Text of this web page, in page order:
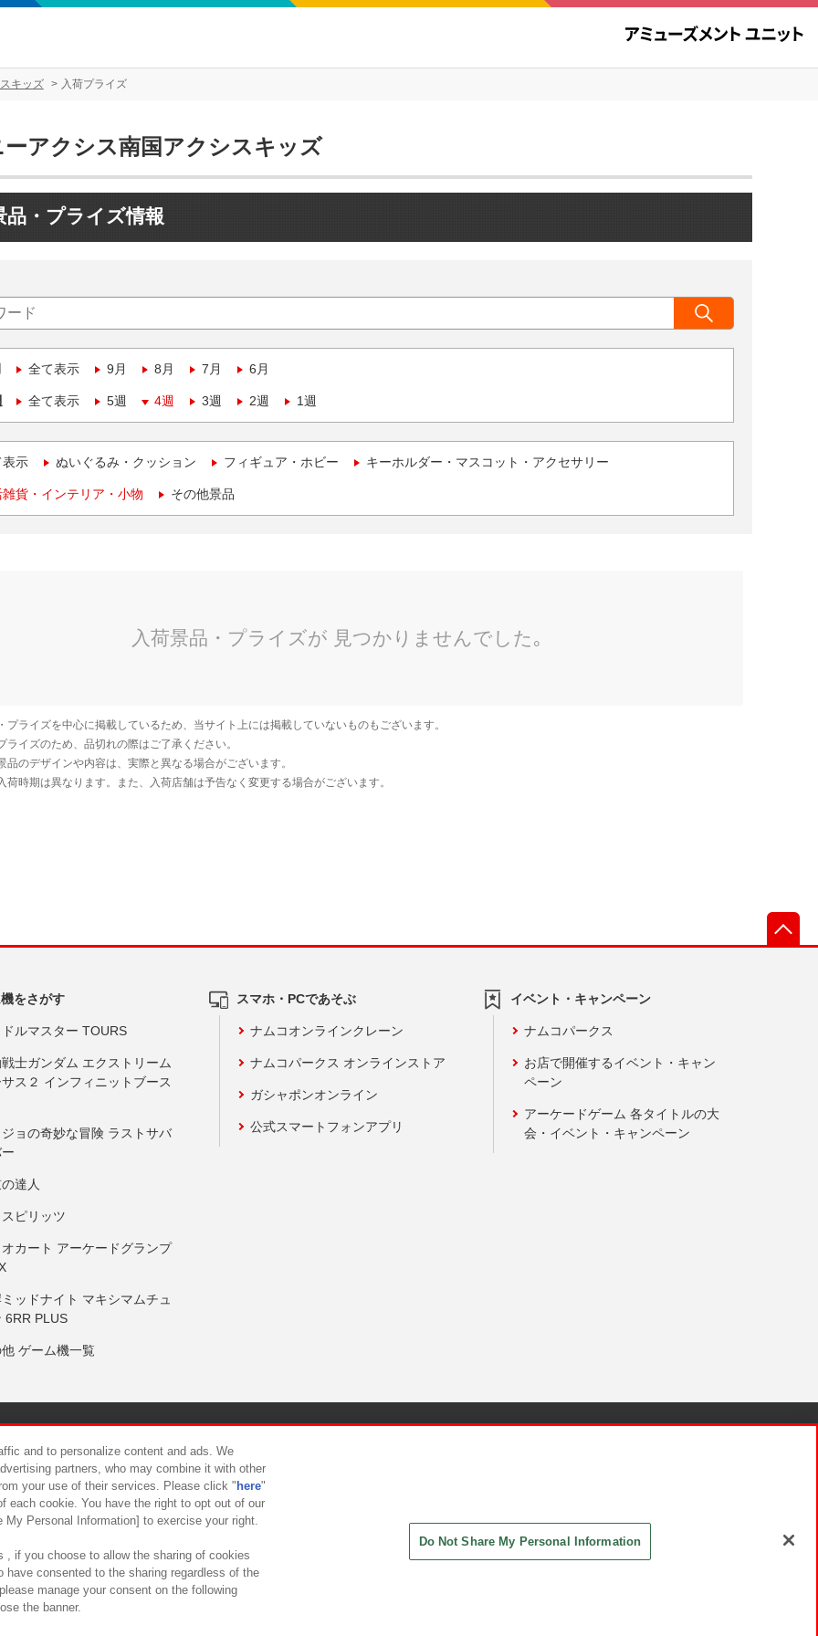
キッズ 入荷プライズ
ーアクシス南国アクシスキッズ
品・プライズ情報
全て表示 9月 8月 7月 6月
全て表示 5週 4週 3週 2週 1週
表示 ぬいぐるみ・クッション フィギュア・ホビー キーホルダー・マスコット・アクセサリー
貨・インテリア・小物 その他景品
をさがす
ルマスター TOURS
士ガンダム エクストリーム
ス２ インフィニットブース
ョの奇妙な冒険 ラストサバ
達人
ピリッツ
カート アーケードグランプ
ッドナイト マキシマムチュ
6RR PLUS
ゲーム機一覧
スマホ・PCであそぶ
ナムコオンラインクレーン
ナムコパークス オンラインストア
ガシャポンオンライン
公式スマートフォンアプリ
イベント・キャンペーン
ナムコパークス
お店で開催するイベント・キャン
ペーン
アーケードゲーム 各タイトルの大
会・イベント・キャンペーン
について カスタマーハラスメント対応方針
and to personalize content and ads. We
partners, who may combine it with other
your use of their services. Please click " here"
each cookie. You have the right to opt out of our
Personal Information] to exercise your right.
, if you choose to allow the sharing of cookies
have consented to the sharing regardless of the
manage your consent on the following
the banner.
Do Not Share My Personal Information